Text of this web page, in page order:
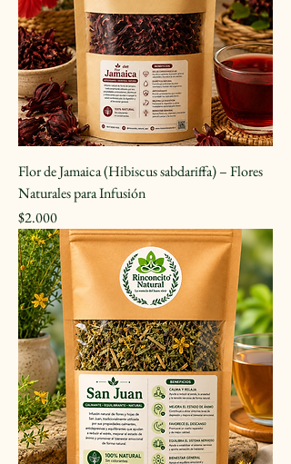
Flor de Jamaica (Hibiscus sabdariffa) – Flores
Naturales para Infusión
Precio
$2.000